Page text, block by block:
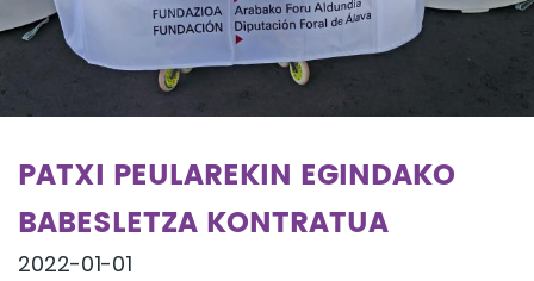
PATXI PEULAREKIN EGINDAKO
BABESLETZA KONTRATUA
2022-01-01